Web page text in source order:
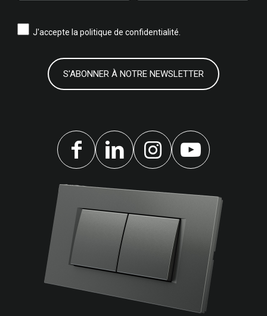
J'accepte la politique de confidentialité.